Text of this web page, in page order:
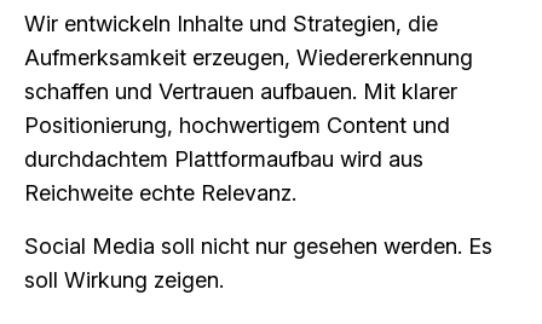
Wir entwickeln Inhalte und Strategien, die
Aufmerksamkeit erzeugen, Wiedererkennung
schaffen und Vertrauen aufbauen. Mit klarer
Positionierung, hochwertigem Content und
durchdachtem Plattformaufbau wird aus
Reichweite echte Relevanz.
Social Media soll nicht nur gesehen werden. Es
soll Wirkung zeigen.